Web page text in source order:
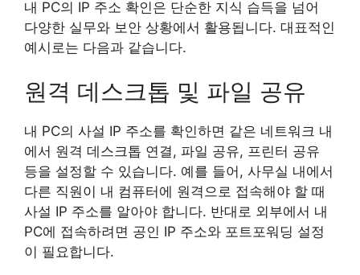
내 PC의 IP 주소 확인은 단순한 지식 습득을 넘어
다양한 실무와 보안 상황에서 활용됩니다. 대표적인
예시로는 다음과 같습니다.
원격 데스크톱 및 파일 공유
내 PC의 사설 IP 주소를 확인하면 같은 네트워크 내
에서 원격 데스크톱 연결, 파일 공유, 프린터 공유
등을 설정할 수 있습니다. 예를 들어, 사무실 내에서
다른 직원이 내 컴퓨터에 원격으로 접속해야 할 때
사설 IP 주소를 알아야 합니다. 반대로 외부에서 내
PC에 접속하려면 공인 IP 주소와 포트포워딩 설정
이 필요합니다.